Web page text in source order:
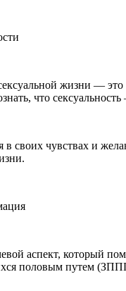
уальной жизни — это
что секс
в своих чувствах и
аспект, который
половым путем